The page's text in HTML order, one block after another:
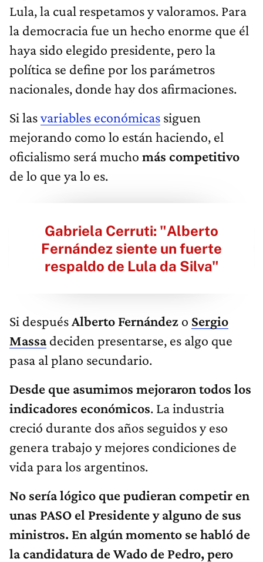
Lula, la cual respetamos y valoramos. Para
la democracia fue un hecho enorme que él
haya sido elegido presidente, pero la
política se define por los parámetros
nacionales, donde hay dos afirmaciones.
Si lasvariables económicas siguen
mejorando como lo están haciendo, el
oficialismo será mucho más competitivo
de lo que ya lo es.
Gabriela Cerruti: "Alberto
Fernández siente un fuerte
respaldo de Lula da Silva"
Si despuésAlberto Fernández o Sergio
Massadeciden presentarse, es algo que
pasa al plano secundario.
Desde que asumimos mejoraron todos los
indicadores económicos. La industria
creció durante dos años seguidos y eso
genera trabajo y mejores condiciones de
vida para los argentinos.
No sería lógico que pudieran competir en
unas PASO el Presidente y alguno de sus
ministros. En algún momento se habló de
la candidatura de Wado de Pedro, pero